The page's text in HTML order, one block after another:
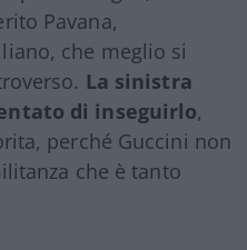
Pavana,
che meglio si
La sinistra
di inseguirlo,
perché Guccini non
che è tanto